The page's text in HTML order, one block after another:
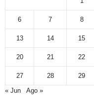
6 7 8
13 14 15
20 21 22
27 28 29
« Jun
Ago »